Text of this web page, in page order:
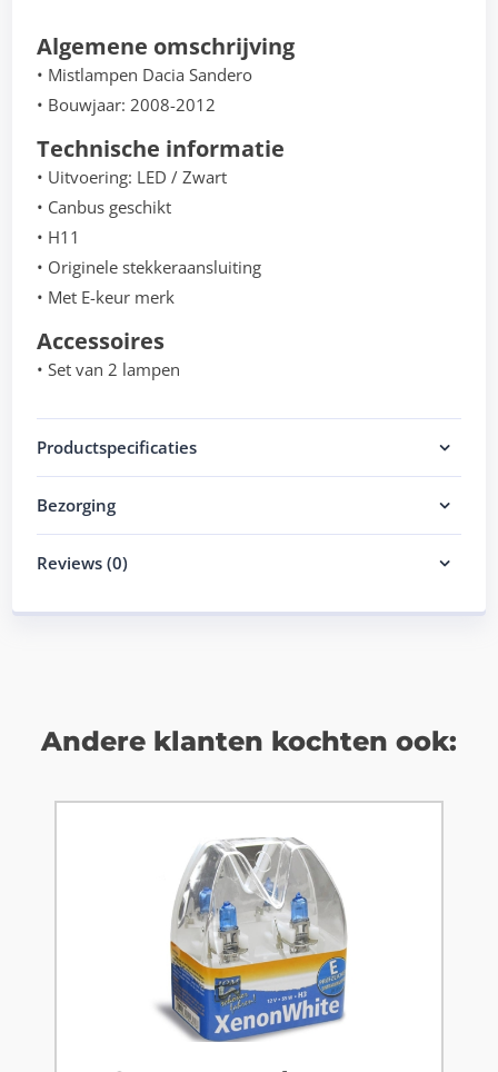
Algemene omschrijving
• Mistlampen Dacia Sandero
• Bouwjaar: 2008-2012
Technische informatie
• Uitvoering: LED / Zwart
• Canbus geschikt
• H11
• Originele stekkeraansluiting
• Met E-keur merk
Accessoires
• Set van 2 lampen
Productspecificaties
Bezorging
Reviews (0)
Andere klanten kochten ook: